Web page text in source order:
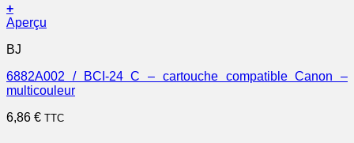
+
Aperçu
BJ
6882A002 / BCI-24 C – cartouche compatible Canon –
multicouleur
6,86 € TTC